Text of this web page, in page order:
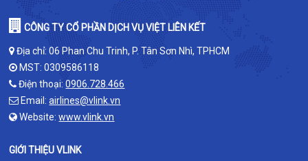
CÔNG TY CỔ PHẦN DỊCH VỤ VIỆT LIÊN KẾT
Địa chỉ: 06 Phan Chu Trinh, P. Tân Sơn Nhì, TPHCM
MST: 0309586118
Điện thoại:0906.728.466
Email:airlines@vlink.vn
Website:www.vlink.vn
GIỚI THIỆU VLINK